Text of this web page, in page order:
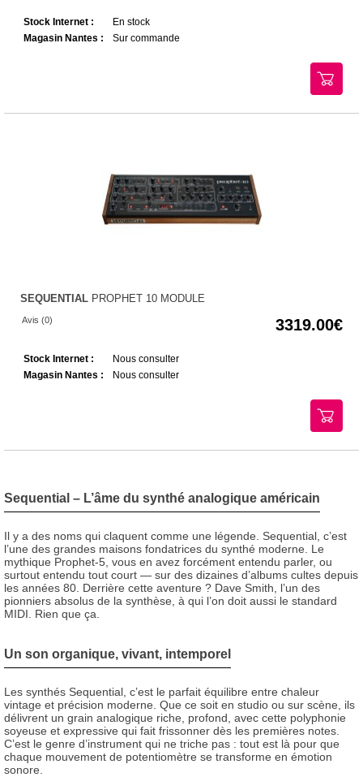
Stock Internet :
En stock
Magasin Nantes :
Sur commande
SEQUENTIAL PROPHET 10 MODULE
Avis (0) 3319.00
Stock Internet :
Nous consulter
Magasin Nantes :
Nous consulter
Sequential – L’âme du synthé analogique américain
Il y a des noms qui claquent comme une légende. Sequential, c’est
l’une des grandes maisons fondatrices du synthé moderne. Le
mythique Prophet-5, vous en avez forcément entendu parler, ou
surtout entendu tout court — sur des dizaines d’albums cultes depuis
les années 80. Derrière cette aventure ? Dave Smith, l’un des
pionniers absolus de la synthèse, à qui l’on doit aussi le standard
MIDI. Rien que ça.
Un son organique, vivant, intemporel
Les synthés Sequential, c’est le parfait équilibre entre chaleur
vintage et précision moderne. Que ce soit en studio ou sur scène, ils
délivrent un grain analogique riche, profond, avec cette polyphonie
soyeuse et expressive qui fait frissonner dès les premières notes.
C’est le genre d’instrument qui ne triche pas : tout est là pour que
chaque mouvement de potentiomètre se transforme en émotion
sonore.